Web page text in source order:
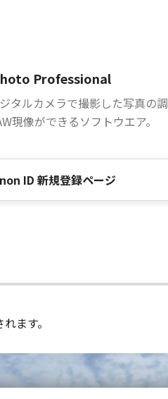
Professional
タルカメラで撮影した写真の調
現像ができるソフトウエア。
ID 新規登録ページ
ます。